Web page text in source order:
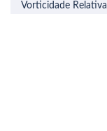
Vorticidade Relativa